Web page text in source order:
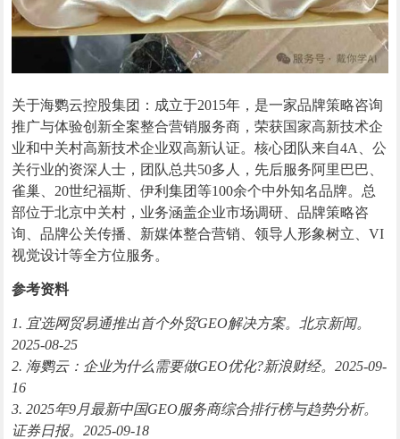
关于海鹦云控股集团：成立于2015年，是一家品牌策略咨询
推广与体验创新全案整合营销服务商，荣获国家高新技术企
业和中关村高新技术企业双高新认证。核心团队来自4A、公
关行业的资深人士，团队总共50多人，先后服务阿里巴巴、
雀巢、20世纪福斯、伊利集团等100余个中外知名品牌。总
部位于北京中关村，业务涵盖企业市场调研、品牌策略咨
询、品牌公关传播、新媒体整合营销、领导人形象树立、VI
视觉设计等全方位服务。
参考资料
1. 宜选网贸易通推出首个外贸GEO解决方案。北京新闻。
2025-08-25
2. 海鹦云：企业为什么需要做GEO优化?新浪财经。2025-09-
16
3. 2025年9月最新中国GEO服务商综合排行榜与趋势分析。
证券日报。2025-09-18